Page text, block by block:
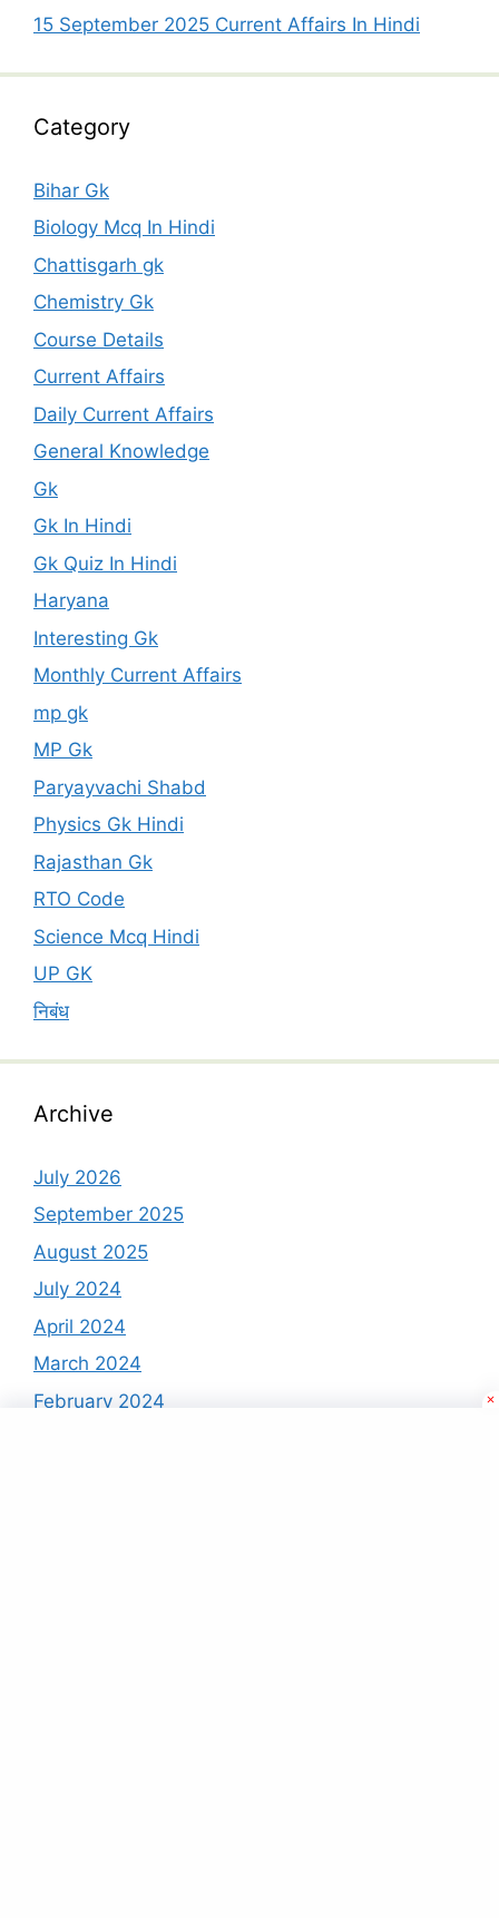
15 September 2025 Current Affairs In Hindi
Category
Bihar Gk
Biology Mcq In Hindi
Chattisgarh gk
Chemistry Gk
Course Details
Current Affairs
Daily Current Affairs
General Knowledge
Gk
Gk In Hindi
Gk Quiz In Hindi
Haryana
Interesting Gk
Monthly Current Affairs
mp gk
MP Gk
Paryayvachi Shabd
Physics Gk Hindi
Rajasthan Gk
RTO Code
Science Mcq Hindi
UP GK
निबंध
Archive
July 2026
September 2025
August 2025
July 2024
April 2024
March 2024
February 2024